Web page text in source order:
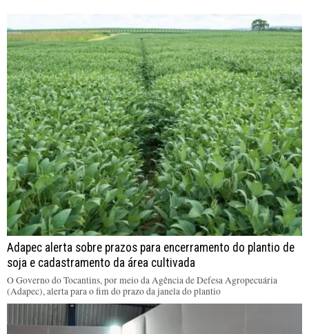
Adapec alerta sobre prazos para encerramento do plantio de
soja e cadastramento da área cultivada
O Governo do Tocantins, por meio da Agência de Defesa Agropecuária
(Adapec), alerta para o fim do prazo da janela do plantio